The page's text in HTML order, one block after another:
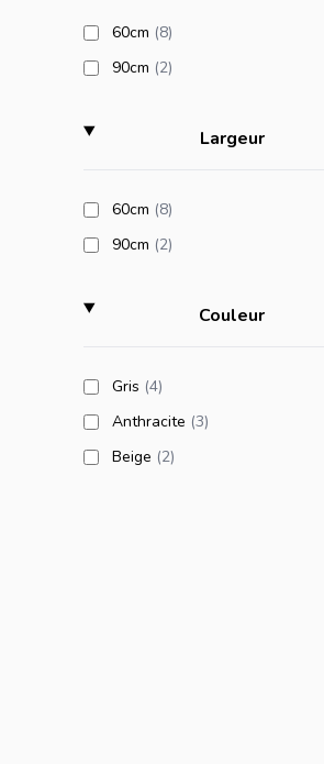
60cm (8products available
)
90cm (2products available
)
Largeurfilter
60cm (8products available
)
90cm (2products available
)
Couleurfilter
Gris (4products available
)
Anthracite (3products available
)
Beige (2products available
)